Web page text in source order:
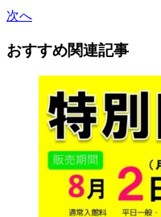
次へ
おすすめ関連記事